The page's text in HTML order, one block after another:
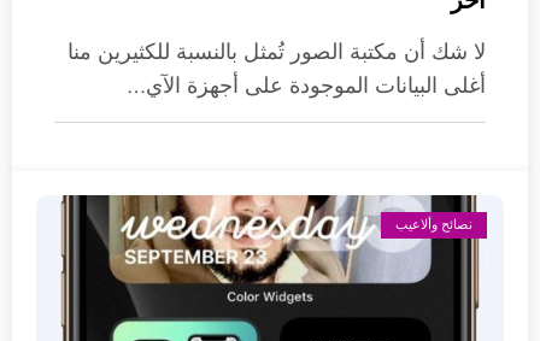
لا شك أن مكتبة الصور تُمثل بالنسبة للكثيرين منا
أغلى البيانات الموجودة على أجهزة الآي…
نصائح وألاعيب